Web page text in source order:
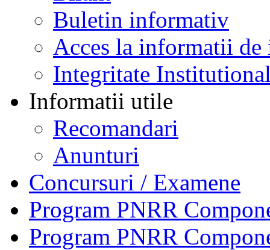
Buletin informativ
Acces la informatii de
Integritate
Informatii utile
Recomandari
Anunturi
Concursuri / Examene
Program PNRR
Program PNRR